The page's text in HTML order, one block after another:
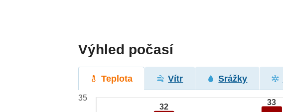
Výhled počasí
Teplota Vítr Srážky
32
33
35